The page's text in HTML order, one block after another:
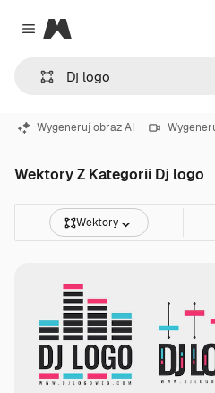
Close menu
Magnific
Wygeneruj obraz AI
Wektory Z Kategorii Dj logo
Wektory